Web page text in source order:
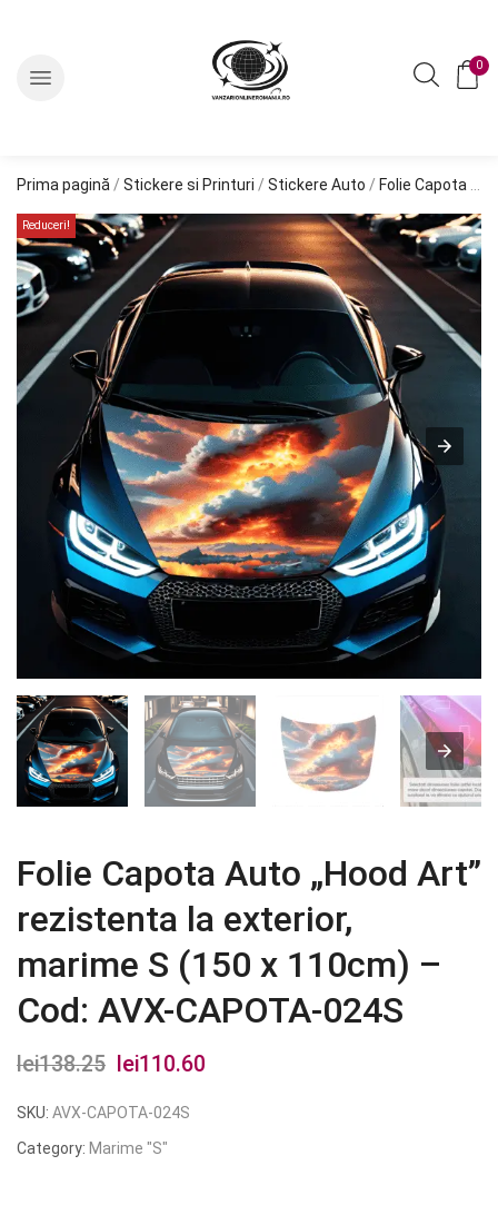
0
Prima pagină / Stickere si Printuri / Stickere Auto / Folie Capota "HOOD ART"
Reduceri!
Folie Capota Auto „Hood Art”
rezistenta la exterior,
marime S (150 x 110cm) –
Cod: AVX-CAPOTA-024S
lei138.25
Prețul
inițial
a
lei110.60
SKU: AVX-CAPOTA-024S
Category: Marime "S"